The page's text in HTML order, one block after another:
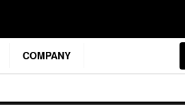
COMPANY